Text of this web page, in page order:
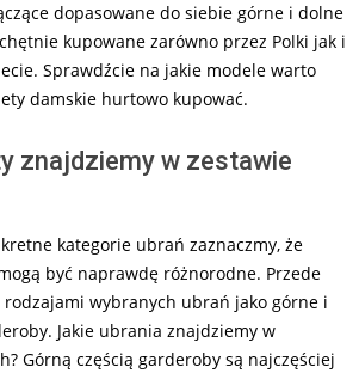
dopasowane do siebie górne i dolne
kupowane zarówno przez Polki jak i
Sprawdźcie na jakie modele warto
damskie hurtowo kupować.
znajdziemy w zestawie
kategorie ubrań zaznaczmy, że
być naprawdę różnorodne. Przede
wybranych ubrań jako górne i
Jakie ubrania znajdziemy w
Górną częścią garderoby są najczęściej